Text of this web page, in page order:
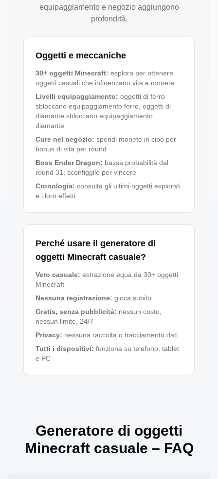
equipaggiamento e negozio aggiungono
profondità.
Oggetti e meccaniche
30+ oggetti Minecraft: esplora per ottenere
oggetti casuali che influenzano vita e monete
Livelli equipaggiamento: oggetti di ferro
sbloccano equipaggiamento ferro, oggetti di
diamante sbloccano equipaggiamento
diamante
Cure nel negozio: spendi monete in cibo per
bonus di vita per round
Boss Ender Dragon: bassa probabilità dal
round 31; sconfiggilo per vincere
Cronologia: consulta gli ultimi oggetti esplorati
e i loro effetti
Perché usare il generatore di
oggetti Minecraft casuale?
Vero casuale: estrazione equa da 30+ oggetti
Minecraft
Nessuna registrazione: gioca subito
Gratis, senza pubblicità: nessun costo,
nessun limite, 24/7
Privacy: nessuna raccolta o tracciamento dati
Tutti i dispositivi: funziona su telefono, tablet
e PC
Generatore di oggetti
Minecraft casuale – FAQ